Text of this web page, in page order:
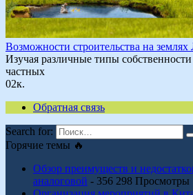
Возможности строительства на
Изучая различные типы
частных
02к.
Обратная связь
Search for:
Горячие темы 🔥
Обзор преимуществ и
аналоговой - 356 298 Просмотры